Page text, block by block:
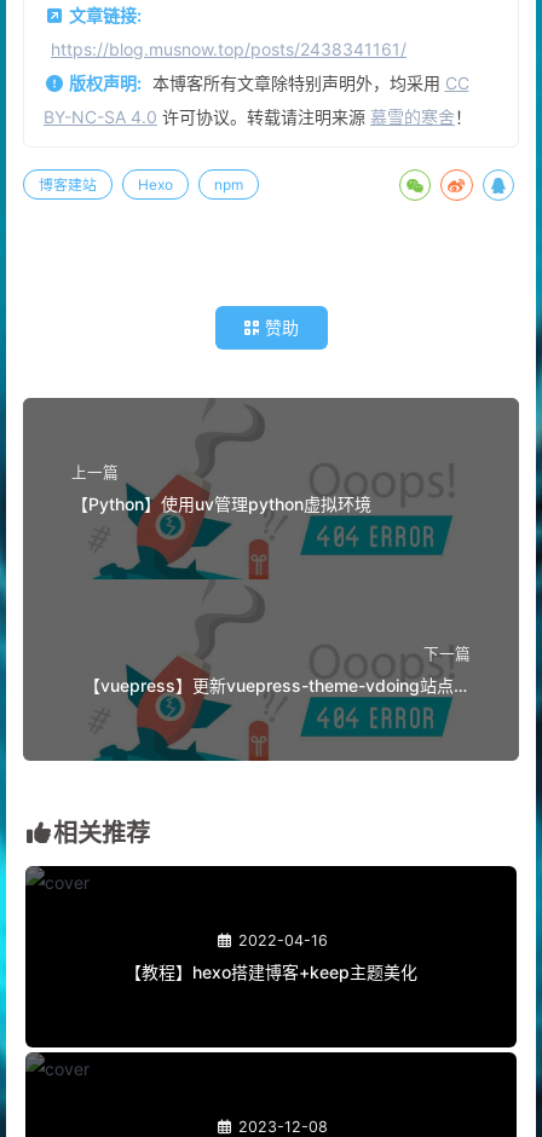
文章链接:
https://blog.musnow.top/posts/2438341161/
版权声明: 本博客所有文章除特别声明外，均采用 CC
BY-NC-SA 4.0 许可协议。转载请注明来源 慕雪的寒舍！
博客建站 Hexo npm
赞助
上一篇
【Python】使用uv管理python虚拟环境
下一篇
【vuepress】更新vuepress-theme-vdoing站点评
论遇到ERR_OSSL_EVP_UNSUPPORTED报错解决
相关推荐
2022-04-16
【教程】hexo搭建博客+keep主题美化
2023-12-08